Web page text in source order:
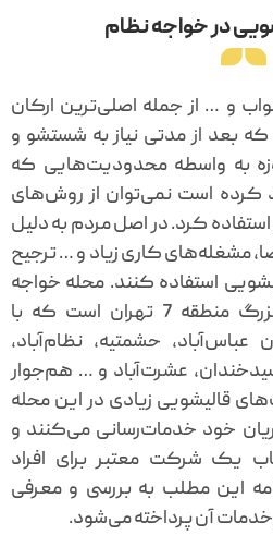
در خواجه نظام
و … از جمله اصلی‌ترین ارکان
بعد از مدتی نیاز به شستشو و
به واسطه محدودیت‌هایی که
کرده است نمی‌توان از روش‌های
کرد. در اصل مردم به دلیل
مشغله‌های کاری زیاد و … ترجیح
استفاده کنند. محله خواجه
نظام یکی از محله‌های بزرگ منطقه 7 تهران است که با
حشمتیه، نظام‌آباد،
عشرت‌آباد و … هم‌جوار
قالیشویی زیادی در این محله
خود خدمات‌رسانی می‌کنند و
یک شرکت معتبر برای افراد
این مطلب به بررسی و معرفی
آن پرداخته می‌شود.